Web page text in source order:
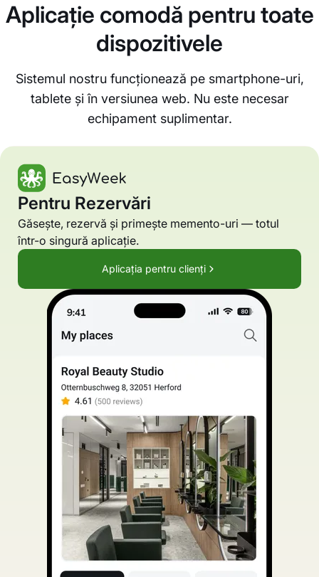
Aplicație comodă pentru toate
dispozitivele
Sistemul nostru funcționează pe smartphone-uri,
tablete și în versiunea web. Nu este necesar
echipament suplimentar.
Pentru Rezervări
Găsește, rezervă și primește memento-uri — totul
într-o singură aplicație.
Aplicația pentru clienți